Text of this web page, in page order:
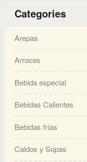
Categories
Arepas
Arroces
Bebida especial
Bebidas Calientes
Bebidas frías
Caldos y Sopas